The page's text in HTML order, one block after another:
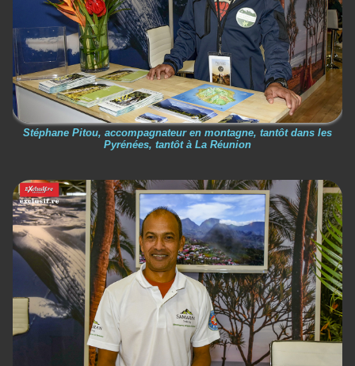
Stéphane Pitou, accompagnateur en montagne, tantôt dans les
Pyrénées, tantôt à La Réunion